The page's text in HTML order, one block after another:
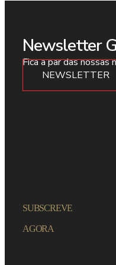
Newsletter
Fica a par das nossas
NEWSLETTER
SUBSCREVE
AGORA